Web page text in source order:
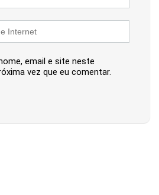
email e site neste
vez que eu comentar.